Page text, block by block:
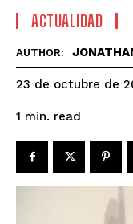
ACTUALIDAD
AUTHOR:
23 de octubre de
1 min. read